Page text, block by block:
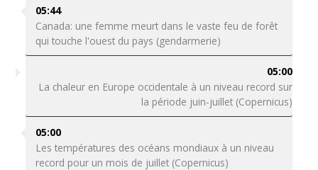
05:44
Canada: une femme meurt dans le vaste feu de forêt
qui touche l'ouest du pays (gendarmerie)
05:00
La chaleur en Europe occidentale à un niveau record sur
la période juin-juillet (Copernicus)
05:00
Les températures des océans mondiaux à un niveau
record pour un mois de juillet (Copernicus)